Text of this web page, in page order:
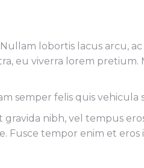
lobortis lacus arcu,
eu viverra lorem pretium.
semper felis quis vehicula
nibh, vel tempus
Fusce tempor enim et